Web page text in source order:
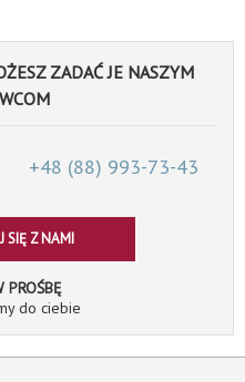
ZADAĆ JE NASZYM
+48 (88) 993-73-43
SIĘ Z NAMI
PROŚBĘ
do ciebie